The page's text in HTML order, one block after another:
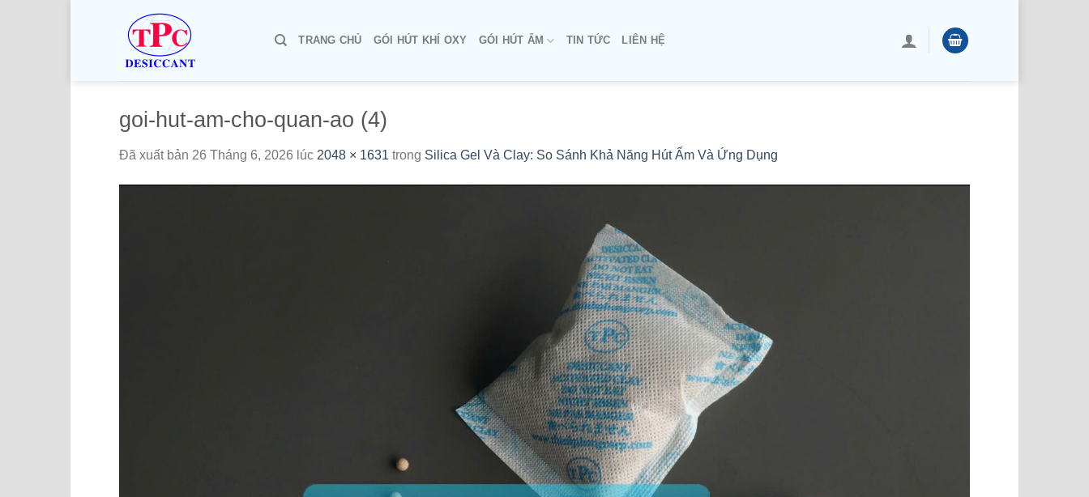
TRANG CHỦ GÓI HÚT KHÍ OXY GÓI HÚT ẨM TIN TỨC LIÊN HỆ
goi-hut-am-cho-quan-ao (4)
Đã xuất bản 26 Tháng 6, 2026 lúc 2048 × 1631 trong Silica Gel Và Clay: So Sánh Khả Năng Hút Ẩm Và Ứng Dụng